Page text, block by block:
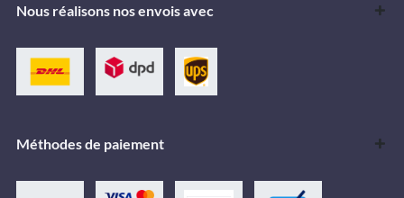
Nous réalisons nos envois avec
Méthodes de paiement